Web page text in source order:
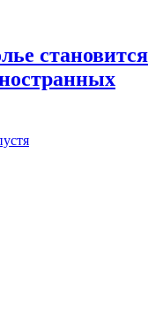
становится